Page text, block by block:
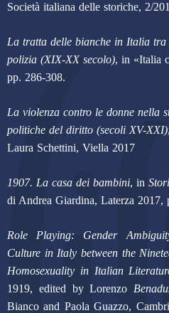
Società italiana delle storiche, 2/
La tratta delle bianche in Italia
polizia (XIX-XX secolo), in «Italia
pp. 286-308.
La violenza contro le donne nella
politiche del diritto (secoli XV-XXI)
Laura Schettini, Viella 2017
1907. La casa dei bambini, in
di Andrea Giardina, Laterza 2017,
Role Playing: Gender
Culture in Italy between the
Homosexuality in Italian
1919, edited by Lorenzo
Bianco and Paola Guazzo,